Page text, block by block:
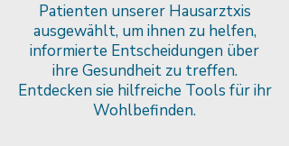
Patienten unserer Hausarztxis
ausgewählt, um ihnen zu helfen,
informierte Entscheidungen über
ihre Gesundheit zu treffen.
Entdecken sie hilfreiche Tools für ihr
Wohlbefinden.